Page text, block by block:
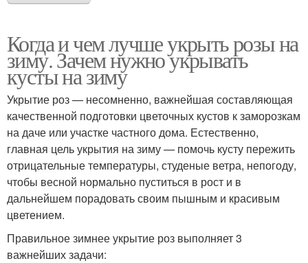
Когда и чем лучше укрыть розы на
зиму. Зачем нужно укрывать
кусты на зиму
Укрытие роз — несомненно, важнейшая составляющая
качественной подготовки цветочных кустов к заморозкам
на даче или участке частного дома. Естественно,
главная цель укрытия на зиму — помочь кусту пережить
отрицательные температуры, студеные ветра, непогоду,
чтобы весной нормально пуститься в рост и в
дальнейшем порадовать своим пышным и красивым
цветением.
Правильное зимнее укрытие роз выполняет 3
важнейших задачи: